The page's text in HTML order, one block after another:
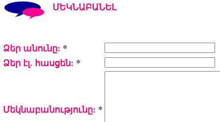
ՄԵԿՆԱԲԱՆԵԼ
Ձեր անունը: *
Ձեր էլ. հասցեն: *
Մեկնաբանությունը: *